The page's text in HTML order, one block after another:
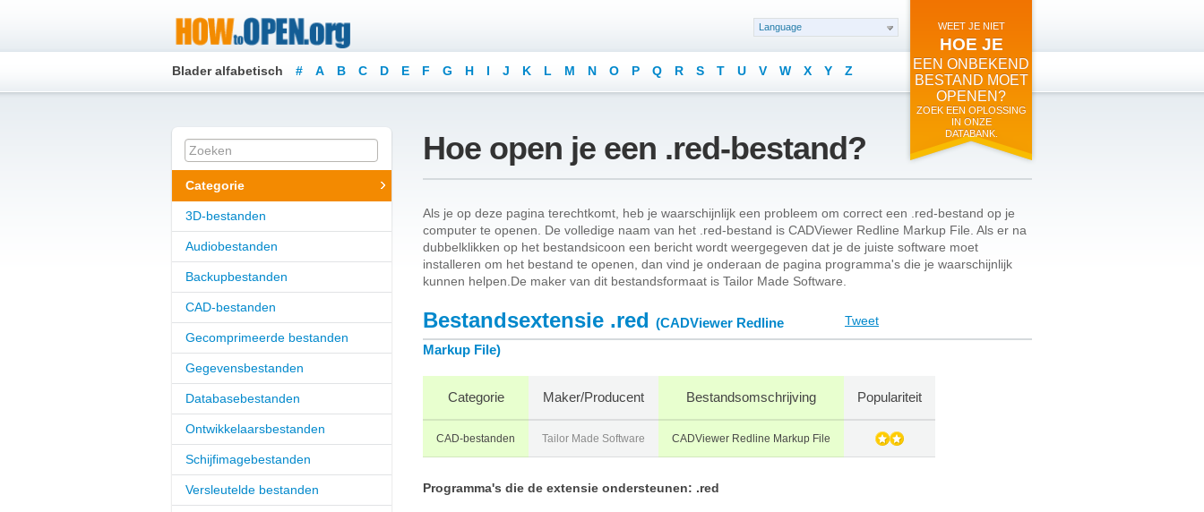
Blader alfabetisch # A B C D E F G H I J K L M N O P Q R S T U V W X Y Z
WEET JE NIET
HOE JE
EEN ONBEKEND
BESTAND MOET
OPENEN?
ZOEK EEN OPLOSSING
IN ONZE
DATABANK.
Language
Categorie
3D-bestanden
Audiobestanden
Backupbestanden
CAD-bestanden
Gecomprimeerde bestanden
Gegevensbestanden
Databasebestanden
Ontwikkelaarsbestanden
Schijfimagebestanden
Versleutelde bestanden
Hoe open je een .red-bestand?
Als je op deze pagina terechtkomt, heb je waarschijnlijk een probleem om correct een .red-bestand op je
computer te openen. De volledige naam van het .red-bestand is CADViewer Redline Markup File. Als er na
dubbelklikken op het bestandsicoon een bericht wordt weergegeven dat je de juiste software moet
installeren om het bestand te openen, dan vind je onderaan de pagina programma's die je waarschijnlijk
kunnen helpen.De maker van dit bestandsformaat is Tailor Made Software.
Bestandsextensie .red (CADViewer Redline
Markup File)
Tweet
Categorie Maker/Producent Bestandsomschrijving Populariteit
CAD-bestanden Tailor Made Software CADViewer Redline Markup File
Programma's die de extensie ondersteunen: .red